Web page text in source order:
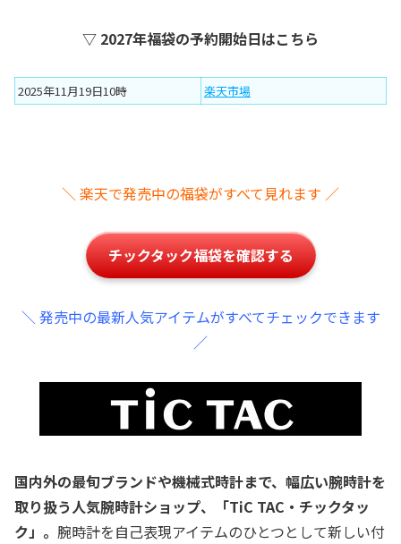
▽ 2027年福袋の予約開始日はこちら
2025年11月19日10時 楽天市場
＼ 楽天で発売中の福袋がすべて見れます ／
チックタック福袋を確認する
＼ 発売中の最新人気アイテムがすべてチェックできます
／
国内外の最旬ブランドや機械式時計まで、幅広い腕時計を
取り扱う人気腕時計ショップ、「TiC TAC・チックタッ
ク」。 腕時計を自己表現アイテムのひとつとして新しい付